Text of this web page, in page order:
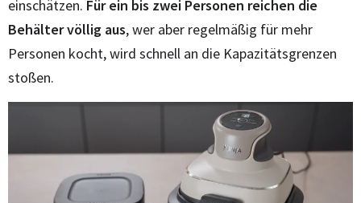
einschätzen. Für ein bis zwei Personen reichen die
Behälter völlig aus, wer aber regelmäßig für mehr
Personen kocht, wird schnell an die Kapazitätsgrenzen
stoßen.